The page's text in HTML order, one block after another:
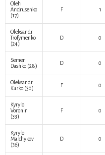
Oleh
Andrusenko
(17)
F 1
Oleksandr
Trofymenko
(24)
D 0
Semen
Dashko (28) D 0
Oleksandr
Kurko (30) F 0
Kyrylo
Voronin
(33)
F 0
Kyrylo
Malchykov
(36)
D 0